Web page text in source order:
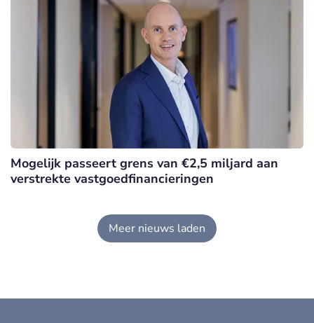
Mogelijk passeert grens van €2,5 miljard aan
verstrekte vastgoedfinancieringen
Meer nieuws laden